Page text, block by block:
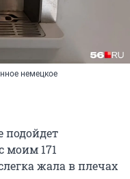
немецкое
подойдет
моим 171
жала в плечах